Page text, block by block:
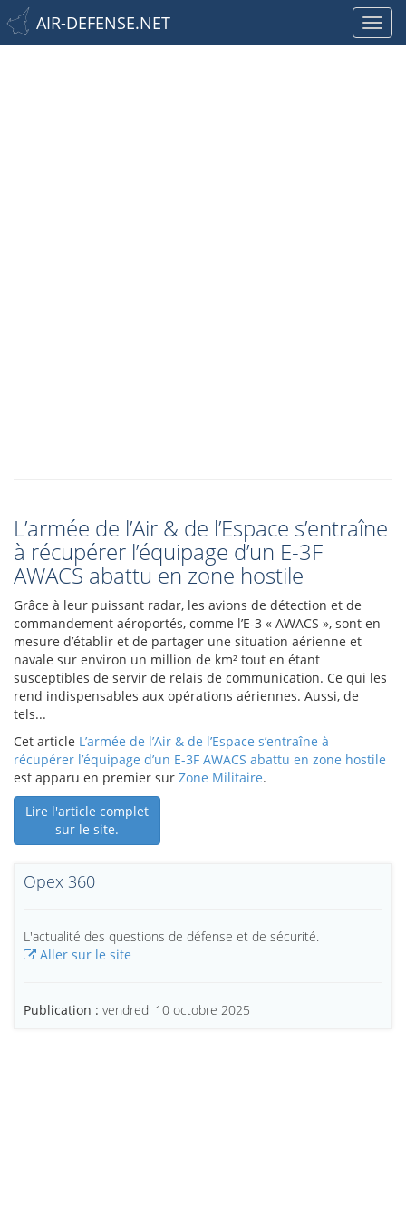
AIR-DEFENSE.NET
L’armée de l’Air & de l’Espace s’entraîne
à récupérer l’équipage d’un E-3F
AWACS abattu en zone hostile
Grâce à leur puissant radar, les avions de détection et de
commandement aéroportés, comme l’E-3 « AWACS », sont en
mesure d’établir et de partager une situation aérienne et
navale sur environ un million de km² tout en étant
susceptibles de servir de relais de communication. Ce qui les
rend indispensables aux opérations aériennes. Aussi, de
tels...
Cet article L’armée de l’Air & de l’Espace s’entraîne à
récupérer l’équipage d’un E-3F AWACS abattu en zone hostile
est apparu en premier sur Zone Militaire.
Lire l'article complet
sur le site.
Opex 360
L'actualité des questions de défense et de sécurité.
Aller sur le site
Publication : vendredi 10 octobre 2025